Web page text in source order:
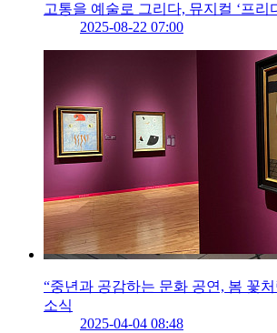
고통을 예술로 그리다, 뮤지컬 ‘프리
2025-08-22 07:00
“중년과 공감하는 문화 공연, 봄 꽃
소식
2025-04-04 08:48